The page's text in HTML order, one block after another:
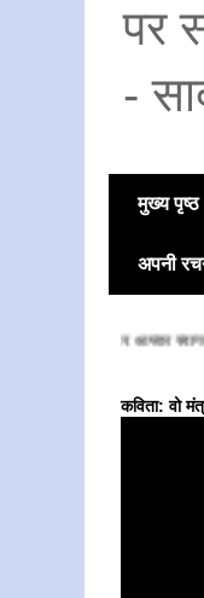
पर
-
मुख्य पृष्ठ
अपनी
ब्लॉगस्ते पर आपका स्वागत है
कविता: वो